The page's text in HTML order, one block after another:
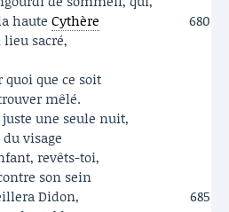
haute Cythère
680
sacré,
que ce soit
mêlé.
une seule nuit,
visage
revêts-toi,
son sein
Didon,
685